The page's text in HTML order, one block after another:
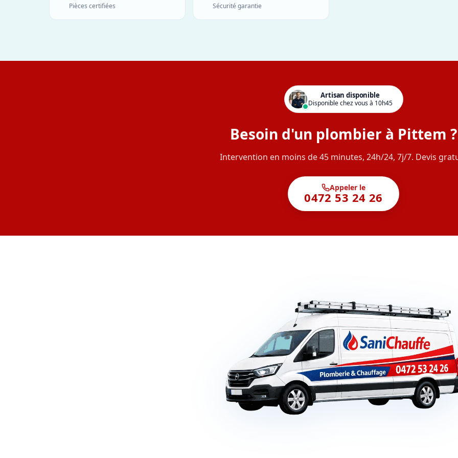
Pièces certifiées Sécurité garantie
Artisan disponible
Disponible chez vous à 10h45
Besoin d'un plombier à Pittem ?
Intervention en moins de 45 minutes, 24h/24, 7j/7. Devis
Appeler le
0472 53 24 26